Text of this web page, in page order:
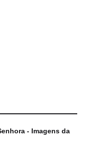
- Imagens da